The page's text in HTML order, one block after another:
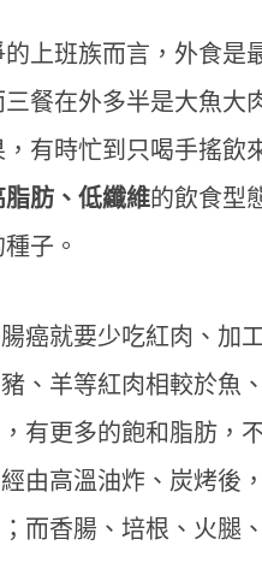
上班族而言，外食是
餐在外多半是大魚大
有時忙到只喝手搖飲
脂肪、低纖維的飲食型
子。
癌就要少吃紅肉、加
、羊等紅肉相較於魚
有更多的飽和脂肪，
由高溫油炸、炭烤後
而香腸、培根、火腿